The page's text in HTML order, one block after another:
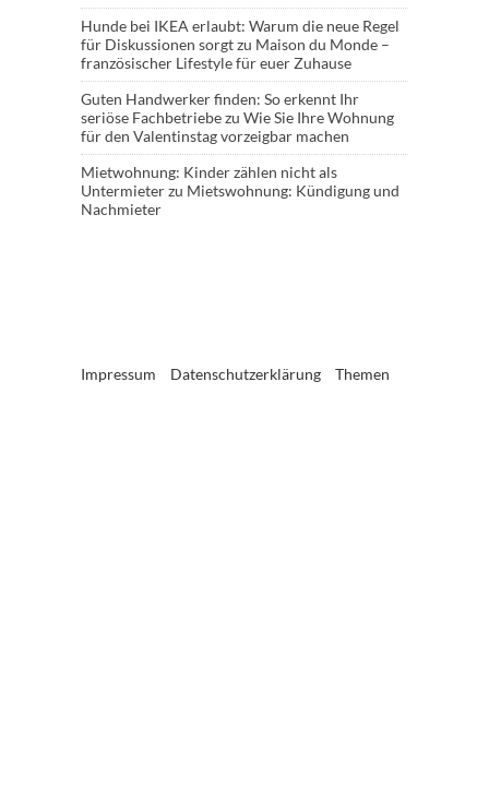
Hunde bei IKEA erlaubt: Warum die neue Regel
für Diskussionen sorgtzu Maison du Monde –
französischer Lifestyle für euer Zuhause
Guten Handwerker finden: So erkennt Ihr
seriöse Fachbetriebezu Wie Sie Ihre Wohnung
für den Valentinstag vorzeigbar machen
Mietwohnung: Kinder zählen nicht als
Untermieterzu Mietswohnung: Kündigung und
Nachmieter
Impressum Datenschutzerklärung Themen